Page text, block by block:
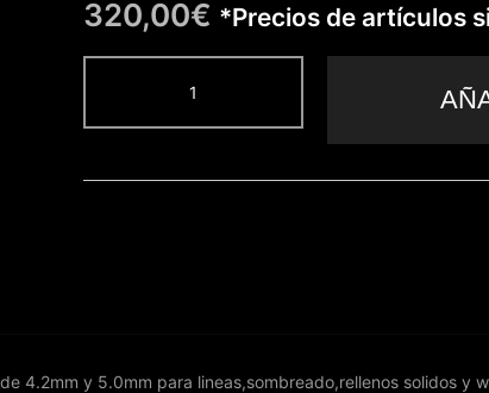
320,00€ *Precios de artículos
V1-
SAYAGATA
4.2mm y 5.0mm para lineas,sombreado,rellenos solidos y